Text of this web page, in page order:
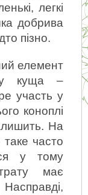
легкі
добрива
пізно.
елемент
куща –
участь у
коноплі
На
часто
у тому
має